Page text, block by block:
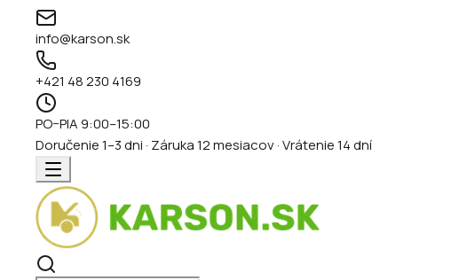
info@karson.sk
+421 48 230 4169
PO–PIA 9:00–15:00
Doručenie 1–3 dni · Záruka 12 mesiacov · Vrátenie 14 dní